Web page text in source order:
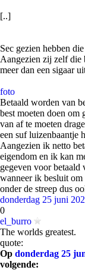
[..]
Sec gezien hebben
Aangezien zij zelf die
meer dan een sigaar
foto
Betaald worden van
best moeten doen om
van af te moeten
een suf luizenbaantje
Aangezien ik netto
eigendom en ik kan
gegeven voor
wanneer ik besluit
onder de streep dus
donderdag 25 juni
0
el_burro
The worlds greatest.
quote:
Op donderdag 25
volgende: